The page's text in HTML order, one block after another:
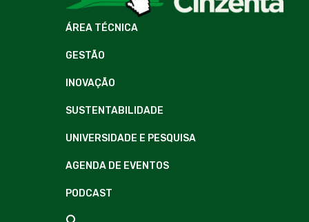
ÁREA TÉCNICA
GESTÃO
INOVAÇÃO
SUSTENTABILIDADE
UNIVERSIDADE E PESQUISA
AGENDA DE EVENTOS
PODCAST